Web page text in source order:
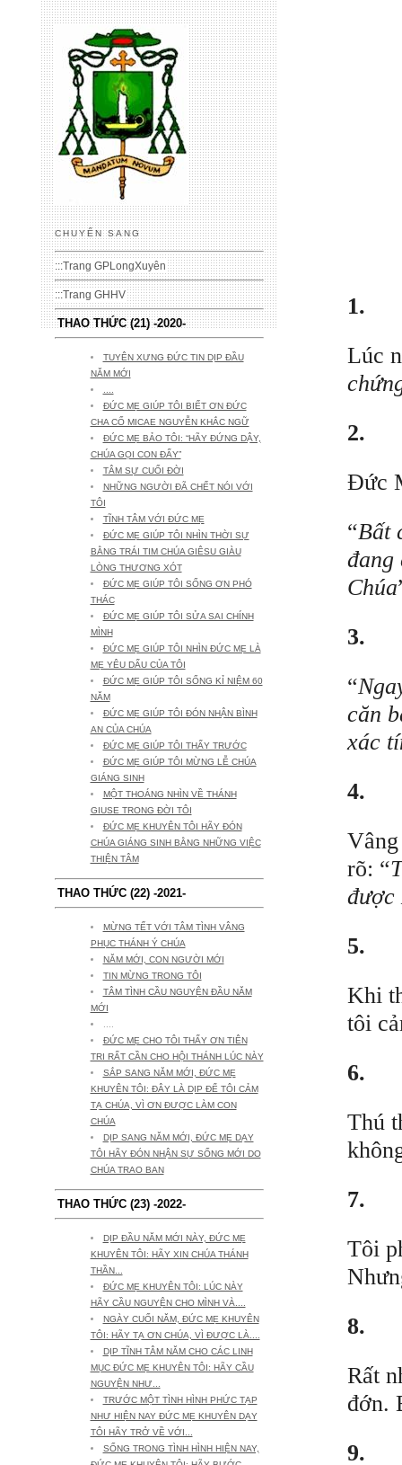
CHUYỂN SANG
:::Trang GPLongXuyên
:::Trang GHHV
THAO THỨC (21) -2020-
TUYÊN XƯNG ĐỨC TIN DỊP ĐẦU
NĂM MỚI
ĐỨC MẸ GIÚP TÔI BIẾT ƠN ĐỨC
CHA CỐ MICAE NGUYỄN KHẮC NGỮ
ĐỨC MẸ BẢO TÔI: “HÃY ĐỨNG DẬY,
CHÚA GỌI CON ĐẤY”
TÂM SỰ CUỐI ĐỜI
NHỮNG NGƯỜI ĐÃ CHẾT NÓI VỚI
TÔI
TĨNH TÂM VỚI ĐỨC MẸ
ĐỨC MẸ GIÚP TÔI NHÌN THỜI SỰ
BẰNG TRÁI TIM CHÚA GIÊSU GIÀU
LÒNG THƯƠNG XÓT
ĐỨC MẸ GIÚP TÔI SỐNG ƠN PHÓ
THÁC
ĐỨC MẸ GIÚP TÔI SỬA SAI CHÍNH
MÌNH
ĐỨC MẸ GIÚP TÔI NHÌN ĐỨC MẸ LÀ
MẸ YÊU DẤU CỦA TÔI
ĐỨC MẸ GIÚP TÔI SỐNG KỈ NIỆM 60
NĂM
ĐỨC MẸ GIÚP TÔI ĐÓN NHẬN BÌNH
AN CỦA CHÚA
ĐỨC MẸ GIÚP TÔI THẤY TRƯỚC
ĐỨC MẸ GIÚP TÔI MỪNG LỄ CHÚA
GIÁNG SINH
MỘT THOÁNG NHÌN VỀ THÁNH
GIUSE TRONG ĐỜI TÔI
ĐỨC MẸ KHUYÊN TÔI HÃY ĐÓN
CHÚA GIÁNG SINH BẰNG NHỮNG VIỆC
THIỆN TÂM
THAO THỨC (22) -2021-
MỪNG TẾT VỚI TÂM TÌNH VÂNG
PHỤC THÁNH Ý CHÚA
NĂM MỚI, CON NGƯỜI MỚI
TIN MỪNG TRONG TÔI
TÂM TÌNH CẦU NGUYỆN ĐẦU NĂM
MỚI
ĐỨC MẸ CHO TÔI THẤY ƠN TIÊN
TRI RẤT CẦN CHO HỘI THÁNH LÚC NÀY
SẮP SANG NĂM MỚI, ĐỨC MẸ
KHUYÊN TÔI: ĐÂY LÀ DỊP ĐỂ TÔI CẢM
TẠ CHÚA, VÌ ƠN ĐƯỢC LÀM CON
CHÚA
DỊP SANG NĂM MỚI, ĐỨC MẸ DẠY
TÔI HÃY ĐÓN NHẬN SỰ SỐNG MỚI DO
CHÚA TRAO BAN
THAO THỨC (23) -2022-
DỊP ĐẦU NĂM MỚI NÀY, ĐỨC MẸ
KHUYÊN TÔI: HÃY XIN CHÚA THÁNH
THẦN...
ĐỨC MẸ KHUYÊN TÔI: LÚC NÀY
HÃY CẦU NGUYỆN CHO MÌNH VÀ....
NGÀY CUỐI NĂM, ĐỨC MẸ KHUYÊN
TÔI: HÃY TẠ ƠN CHÚA, VÌ ĐƯỢC LÀ....
DỊP TĨNH TÂM NĂM CHO CÁC LINH
MỤC ĐỨC MẸ KHUYÊN TÔI: HÃY CẦU
NGUYỆN NHƯ...
TRƯỚC MỘT TÌNH HÌNH PHỨC TẠP
NHƯ HIỆN NAY ĐỨC MẸ KHUYÊN DẠY
TÔI HÃY TRỞ VỀ VỚI...
SỐNG TRONG TÌNH HÌNH HIỆN NAY,
1.
Lúc
2.
Đức
“Bất
đang
Chúa
3.
“
căn
xác
4.
rõ: “
được
5.
Khi
tôi
6.
Thú
7.
Tôi
8.
Rất
đớn.
9.